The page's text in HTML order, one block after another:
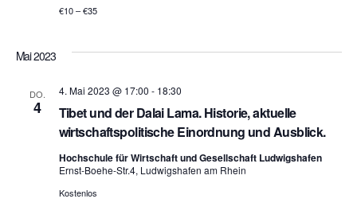
€10 – €35
Mai 2023
DO.
4
Tibet und der Dalai Lama. Historie, aktuelle
wirtschaftspolitische Einordnung und Ausblick.
4. Mai 2023 @ 17:00 - 18:30
Hochschule für Wirtschaft und Gesellschaft Ludwigshafen
Ernst-Boehe-Str.4, Ludwigshafen am Rhein
Kostenlos